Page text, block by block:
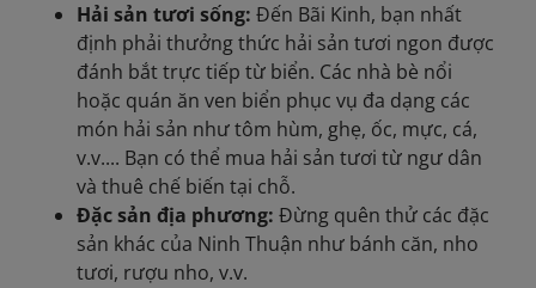
Hải sản tươi sống: Đến Bãi Kinh, bạn nhất
định phải thưởng thức hải sản tươi ngon được
đánh bắt trực tiếp từ biển. Các nhà bè nổi
hoặc quán ăn ven biển phục vụ đa dạng các
món hải sản như tôm hùm, ghẹ, ốc, mực, cá,
v.v.... Bạn có thể mua hải sản tươi từ ngư dân
và thuê chế biến tại chỗ.
Đặc sản địa phương: Đừng quên thử các đặc
sản khác của Ninh Thuận như bánh căn, nho
tươi, rượu nho, v.v.